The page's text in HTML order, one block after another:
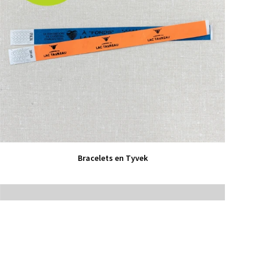
VIEW PRODUCT
Bracelets en Tyvek